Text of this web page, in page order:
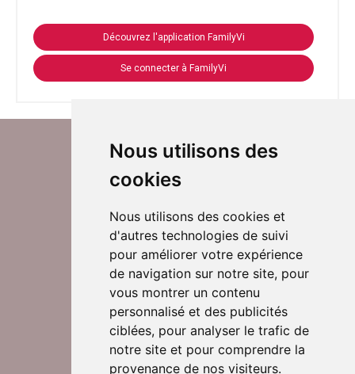
Nous utilisons des
cookies
Nous utilisons des cookies et
d'autres technologies de suivi
pour améliorer votre expérience
de navigation sur notre site, pour
vous montrer un contenu
personnalisé et des publicités
ciblées, pour analyser le trafic de
notre site et pour comprendre la
provenance de nos visiteurs.
Découvrez l'application FamilyVi
Se connecter à FamilyVi
Suivez-nous sur Twitter
Rejoignez nos équipes